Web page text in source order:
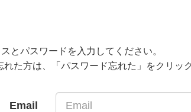
とパスワードを入力してください。
れた方は、「パスワード忘れた」をクリッ
Email